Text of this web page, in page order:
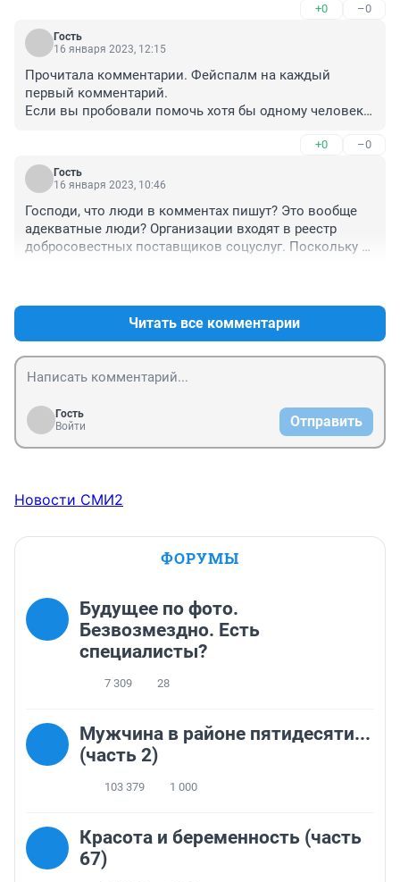
насколько тяжелый ваш труд. Вы не просто даете
людям крышу над головой и еду, но и возвращаете
им чувство собственного достоинства и радость.
придерживаются принципа из Библии: "Во всем
поступайте с людьми так, как хотите, чтобы они
поступали с вами". Матфея 7 :12
+0 –0
Гость
16 января 2023, 12:15
Прочитала комментарии. Фейспалм на каждый
первый комментарий.
Если вы пробовали помочь хотя бы одному человеку,
представьте, что у тебя живет 30 таких людей,
которым надо помочь не просто едой и ночлегом, но
и определиться, кто он и чего хочет от жизни.
воду. Такие дома, как правило, работают в тени, про
них не найти информации где-то в интернете и к ним
почти невозможно приехать. Тут все прозрачно: есть
Везде есть свои недостатки и недочеты. Но, все же,
приятно видеть НКО в секторе помощи бездомным,
которые выходят из тени и стараются вести свою
деятельность как можно понятнее и качественнее.
+0 –0
Гость
16 января 2023, 10:46
Господи, что люди в комментах пишут? Это вообще
адекватные люди? Организации входят в реестр
добросовестных поставщиков соцуслуг. Поскольку
распространять зловония...Читать все комментарии
Гость
Войти
Отправить
Новости СМИ2
ФОРУМЫ
Будущее по фото.
Безвозмездно. Есть
специалисты?
7 309 28
Мужчина в районе пятидесяти...
(часть 2)
103 379 1 000
Красота и беременность (часть
67)